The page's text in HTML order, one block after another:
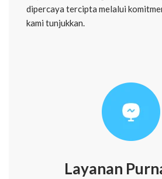
dipercaya tercipta melalui
kami tunjukkan.
Layanan